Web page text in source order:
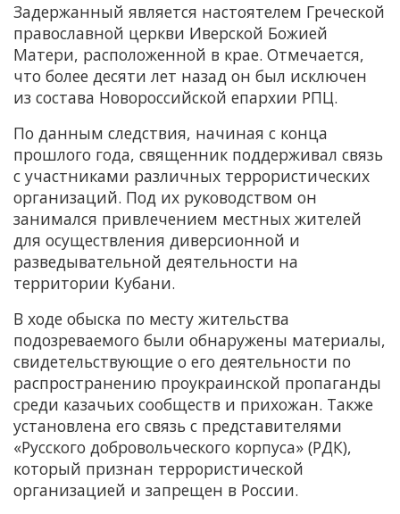
Задержанный является настоятелем Греческой
православной церкви Иверской Божией
Матери, расположенной в крае. Отмечается,
что более десяти лет назад он был исключен
из состава Новороссийской епархии РПЦ.
По данным следствия, начиная с конца
прошлого года, священник поддерживал связь
с участниками различных террористических
организаций. Под их руководством он
занимался привлечением местных жителей
для осуществления диверсионной и
разведывательной деятельности на
территории Кубани.
В ходе обыска по месту жительства
подозреваемого были обнаружены материалы,
свидетельствующие о его деятельности по
распространению проукраинской пропаганды
среди казачьих сообществ и прихожан. Также
установлена его связь с представителями
«Русского добровольческого корпуса» (РДК),
который признан террористической
организацией и запрещен в России.